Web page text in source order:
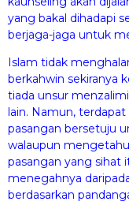
yang bakal dihadapi
berjaga-jaga untuk
Islam tidak
berkahwin sekiranya
tiada unsur
lain. Namun,
pasangan bersetuju
walaupun
pasangan yang sihat
menegahnya
berdasarkan